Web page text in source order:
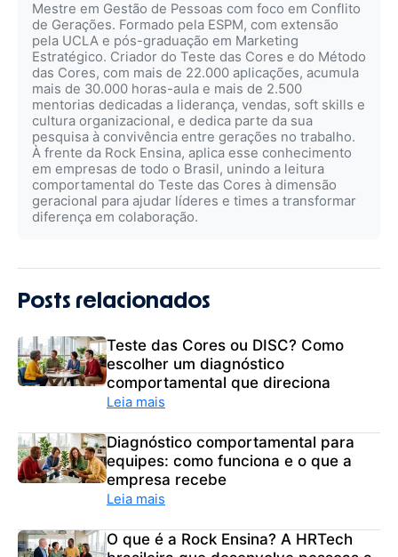
Mestre em Gestão de Pessoas com foco em Conflito
de Gerações. Formado pela ESPM, com extensão
pela UCLA e pós-graduação em Marketing
Estratégico. Criador do Teste das Cores e do Método
das Cores, com mais de 22.000 aplicações, acumula
mais de 30.000 horas-aula e mais de 2.500
mentorias dedicadas a liderança, vendas, soft skills e
cultura organizacional, e dedica parte da sua
pesquisa à convivência entre gerações no trabalho.
À frente da Rock Ensina, aplica esse conhecimento
em empresas de todo o Brasil, unindo a leitura
comportamental do Teste das Cores à dimensão
geracional para ajudar líderes e times a transformar
diferença em colaboração.
Posts relacionados
Teste das Cores ou DISC? Como
escolher um diagnóstico
comportamental que direciona
Leia mais
Diagnóstico comportamental para
equipes: como funciona e o que a
empresa recebe
Leia mais
O que é a Rock Ensina? A HRTech